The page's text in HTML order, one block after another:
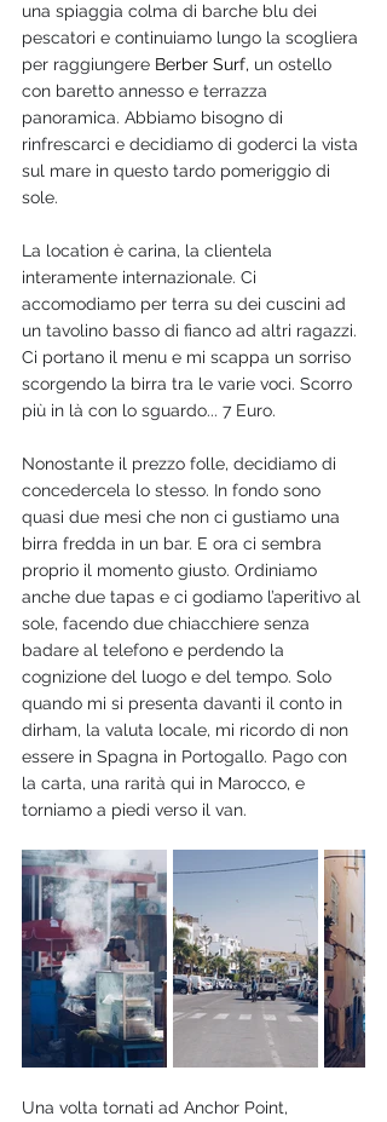
una spiaggia colma di barche blu dei
pescatori e continuiamo lungo la scogliera
per raggiungere Berber Surf, un ostello
con baretto annesso e terrazza
panoramica. Abbiamo bisogno di
rinfrescarci e decidiamo di goderci la vista
sul mare in questo tardo pomeriggio di
sole.
La location è carina, la clientela
interamente internazionale. Ci
accomodiamo per terra su dei cuscini ad
un tavolino basso di fianco ad altri ragazzi.
Ci portano il menu e mi scappa un sorriso
scorgendo la birra tra le varie voci. Scorro
più in là con lo sguardo... 7 Euro.
Nonostante il prezzo folle, decidiamo di
concedercela lo stesso. In fondo sono
quasi due mesi che non ci gustiamo una
birra fredda in un bar. E ora ci sembra
proprio il momento giusto. Ordiniamo
anche due tapas e ci godiamo l’aperitivo al
sole, facendo due chiacchiere senza
badare al telefono e perdendo la
cognizione del luogo e del tempo. Solo
quando mi si presenta davanti il conto in
dirham, la valuta locale, mi ricordo di non
essere in Spagna in Portogallo. Pago con
la carta, una rarità qui in Marocco, e
torniamo a piedi verso il van.
Una volta tornati ad Anchor Point,